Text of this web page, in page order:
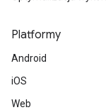
Platformy
Android
iOS
Web